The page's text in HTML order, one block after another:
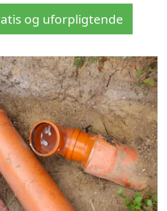
og uforpligtende